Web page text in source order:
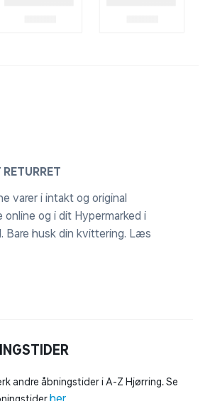
varer i intakt og original
online og i dit Hypermarked i
husk din kvittering. Læs
andre åbningstider i A-Z Hjørring. Se
her